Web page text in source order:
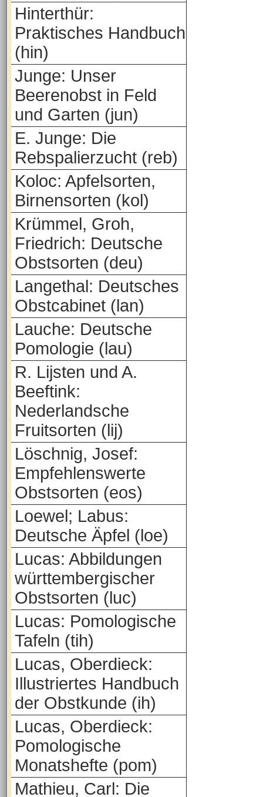
Hinterthür:
Praktisches Handbuch
(hin)
Junge: Unser
Beerenobst in Feld
und Garten (jun)
E. Junge: Die
Rebspalierzucht (reb)
Koloc: Apfelsorten,
Birnensorten (kol)
Krümmel, Groh,
Friedrich: Deutsche
Obstsorten (deu)
Langethal: Deutsches
Obstcabinet (lan)
Lauche: Deutsche
Pomologie (lau)
R. Lijsten und A.
Beeftink:
Nederlandsche
Fruitsorten (lij)
Löschnig, Josef:
Empfehlenswerte
Obstsorten (eos)
Loewel; Labus:
Deutsche Äpfel (loe)
Lucas: Abbildungen
württembergischer
Obstsorten (luc)
Lucas: Pomologische
Tafeln (tih)
Lucas, Oberdieck:
Illustriertes Handbuch
der Obstkunde (ih)
Lucas, Oberdieck:
Pomologische
Monatshefte (pom)
Mathieu, Carl: Die